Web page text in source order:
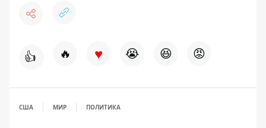
👍 🔥 ♥ 😭 😆 😡
США МИР ПОЛИТИКА